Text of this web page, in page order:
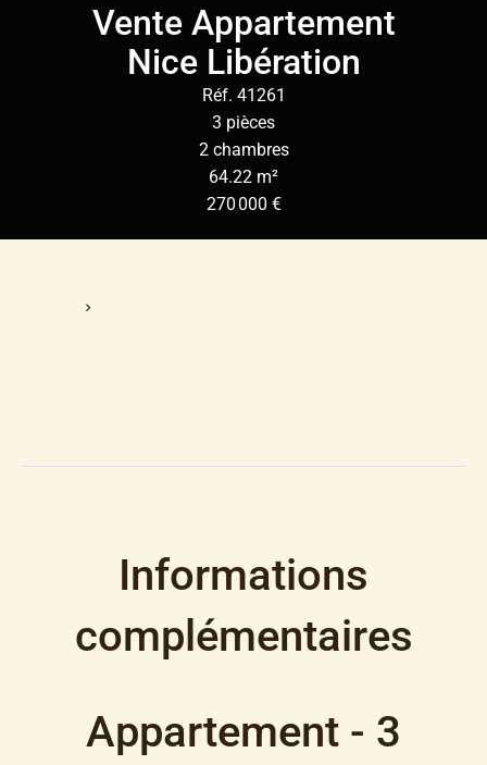
Vente Appartement
Nice Libération
Réf. 41261
3 pièces
2 chambres
64.22 m²
270 000 €
Informations
complémentaires
Appartement - 3